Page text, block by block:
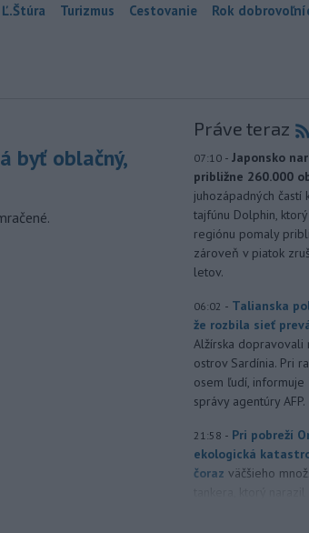
Turizmus Cestovanie Rok
byť oblačný,
Práve teraz
07:10 - Japonsko
približne 260.000
juhozápadných častí
tajfúnu Dolphin,
regiónu pomaly
zároveň v piatok
letov.
06:02 - Talianska
že rozbila sieť
Alžírska dopravovali
ostrov Sardínia. Pri
osem ľudí, informuje
správy agentúry AFP.
21:58 - Pri pobreží
ekologická
čoraz väčšieho